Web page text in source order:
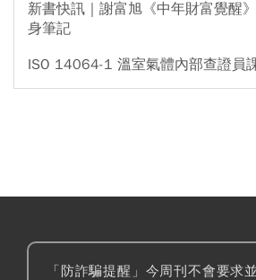
新書快訊｜謝富旭《中年財富覺醒
身筆記
ISO 14064-1 溫室氣體內部查證員
「防詐騙提醒」今周刊不會要求